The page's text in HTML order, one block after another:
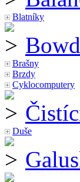
Blatníky
Brašny
Brzdy
Cyklocomputery
Duše